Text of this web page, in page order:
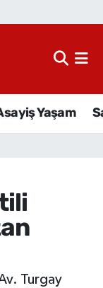
Yaşam
Turgay